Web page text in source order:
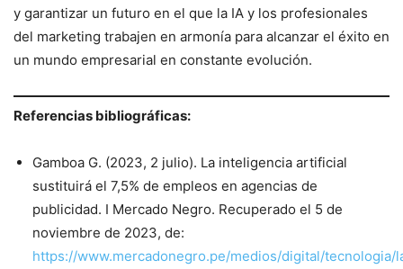
y garantizar un futuro en el que la IA y los profesionales
del marketing trabajen en armonía para alcanzar el éxito en
un mundo empresarial en constante evolución.
Referencias bibliográficas:
Gamboa G. (2023, 2 julio). La inteligencia artificial
sustituirá el 7,5% de empleos en agencias de
publicidad. I Mercado Negro. Recuperado el 5 de
noviembre de 2023, de:
https://www.mercadonegro.pe/medios/digital/tecnologia/